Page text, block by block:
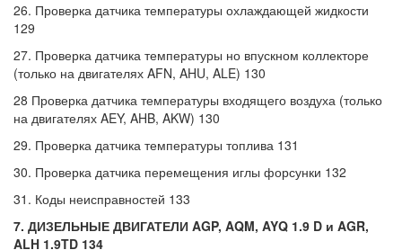
26. Проверка датчика температуры охлаждающей жидкости
129
27. Проверка датчика температуры но впускном коллекторе
(только на двигателях AFN, AHU, ALE) 130
28 Проверка датчика температуры входящего воздуха (только
на двигателях AEY, AHB, AKW) 130
29. Проверка датчика температуры топлива 131
30. Проверка датчика перемещения иглы форсунки 132
31. Коды неисправностей 133
7. ДИЗЕЛЬНЫЕ ДВИГАТЕЛИ AGP, AQM, AYQ 1.9 D и AGR,
ALH 1.9TD 134